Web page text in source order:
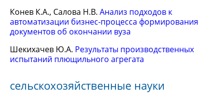
Конев К.А., Салова Н.В. Анализ подходов к
автоматизации бизнес-процесса формирования
документов об окончании вуза
Шекихачев Ю.А. Результаты производственных
испытаний плющильного агрегата
сельскохозяйственные науки